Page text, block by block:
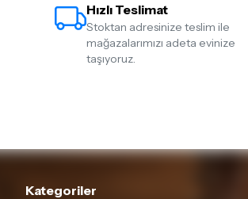
Hızlı Teslimat
Stoktan adresinize teslim ile
mağazalarımızı adeta evinize
taşıyoruz.
Kategoriler